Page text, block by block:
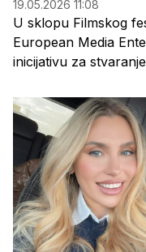
19.05.2026 11:08
U sklopu Filmskog
European Media
inicijativu za